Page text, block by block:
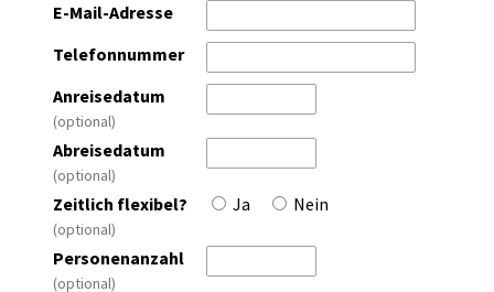
E-Mail-Adresse
Telefonnummer
Anreisedatum
(optional)
Abreisedatum
(optional)
Zeitlich flexibel?
(optional)
Ja Nein
Personenanzahl
(optional)